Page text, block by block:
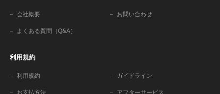
会社概要 お問い合わせ
よくある質問（Q&A）
利用規約
利用規約 ガイドライン
お支払方法 アフターサービス